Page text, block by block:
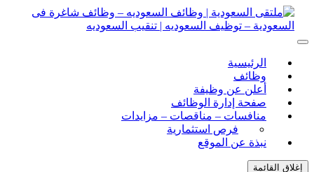
– توظيف السعوديه | تنقيب السعوديه
السعوديه | تنقيب السعوديه
الرئيسية
وظائف
أعلن عن وظيفة
صفحة إدارة الوظائف
منافسات – مناقصات – مزايدات
فرص استثمارية
نبذة عن الموقع
القائمة